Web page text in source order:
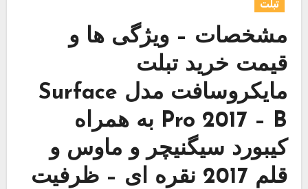
تبلت
مشخصات – ویژگی ها و
قیمت خرید تبلت
مایکروسافت مدل Surface
Pro 2017 – B به همراه
کیبورد سیگنیچر و ماوس و
قلم 2017 نقره ای – ظرفیت